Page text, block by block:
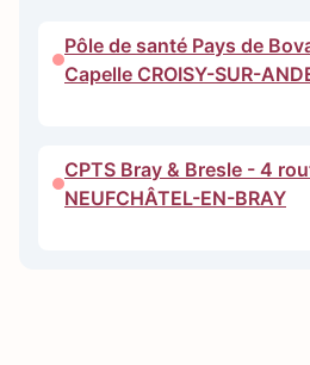
Pôle de santé Pays de
Capelle CROISY-SUR-
CPTS Bray & Bresle - 4
NEUFCHÂTEL-EN-BRAY